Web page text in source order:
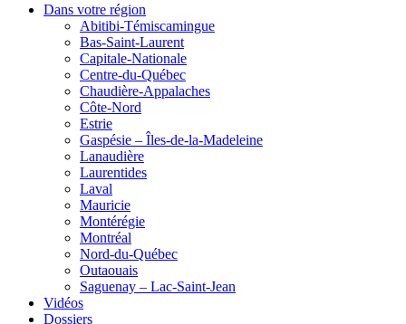
Dans votre région
Abitibi-Témiscamingue
Bas-Saint-Laurent
Capitale-Nationale
Centre-du-Québec
Chaudière-Appalaches
Côte-Nord
Estrie
Gaspésie – Îles-de-la-Madeleine
Lanaudière
Laurentides
Laval
Mauricie
Montérégie
Montréal
Nord-du-Québec
Outaouais
Saguenay – Lac-Saint-Jean
Vidéos
Dossiers